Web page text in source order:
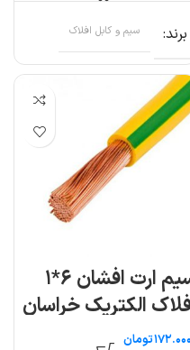
برند سیم و کابل افلاک
سیم ارت افشان ۶*۱
الکتریک خراسان
(متری)
تومان